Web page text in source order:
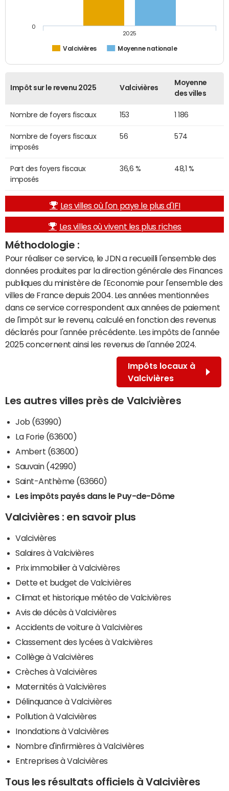
Valcivières Moyenne nationale
2025
0
Impôt sur le revenu 2025 Valcivières
Moyenne
des villes
Nombre de foyers fiscaux 153 1 186
Nombre de foyers fiscaux
imposés
56 574
Part des foyers fiscaux
imposés
36,6 % 48,1 %
Les villes où l'on paye le plus d'IFI
Les villes où vivent les plus riches
Méthodologie :
Pour réaliser ce service, le JDN a recueilli l'ensemble des
données produites par la direction générale des Finances
publiques du ministère de l'Economie pour l'ensemble des
villes de France depuis 2004. Les années mentionnées
dans ce service correspondent aux années de paiement
de l'impôt sur le revenu, calculé en fonction des revenus
déclarés pour l'année précédente. Les impôts de l'année
2025 concernent ainsi les revenus de l'année 2024.
Impôts locaux à
Valcivières
Les autres villes près de Valcivières
Job (63990)
La Forie (63600)
Ambert (63600)
Sauvain (42990)
Saint-Anthème (63660)
Les impôts payés dans le Puy-de-Dôme
Valcivières : en savoir plus
Valcivières
Salaires à Valcivières
Prix immobilier à Valcivières
Dette et budget de Valcivières
Climat et historique météo de Valcivières
Avis de décès à Valcivières
Accidents de voiture à Valcivières
Classement des lycées à Valcivières
Collège à Valcivières
Crèches à Valcivières
Maternités à Valcivières
Délinquance à Valcivières
Pollution à Valcivières
Inondations à Valcivières
Nombre d'infirmières à Valcivières
Entreprises à Valcivières
Tous les résultats officiels à Valcivières